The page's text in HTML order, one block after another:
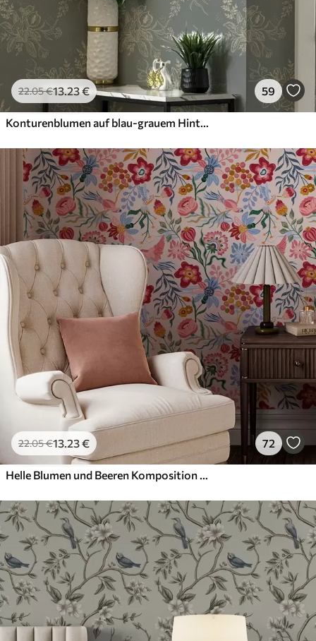
22.05€13.23€ 59
Konturenblumen auf blau-grauem Hintergrund, elegantes botanisches Muster
22.05€13.23€ 72
Helle Blumen und Beeren Komposition mit Papageien